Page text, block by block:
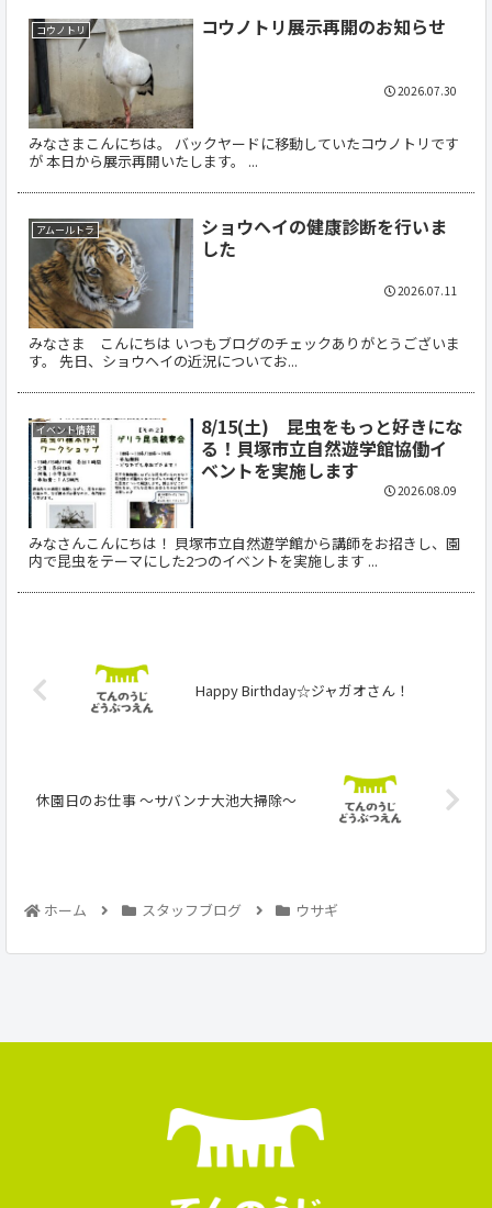
コウノトリ コウノトリ展示再開のお知らせ
みなさまこんにちは。 バックヤードに移動していたコウノトリです
が 本日から展示再開いたします。 ...
2026.07.30
アムールトラ
ショウヘイの健康診断を行いま
した
みなさま こんにちは いつもブログのチェックありがとうございま
す。 先日、ショウヘイの近況についてお...
2026.07.11
イベント情報
8/15(土) 昆虫をもっと好きにな
る！貝塚市立自然遊学館協働イ
ベントを実施します
みなさんこんにちは！ 貝塚市立自然遊学館から講師をお招きし、園
内で昆虫をテーマにした2つのイベントを実施します ...
2026.08.09
Happy Birthday☆ジャガオさん！
休園日のお仕事 ～サバンナ大池大掃除～
ホーム スタッフブログ ウサギ